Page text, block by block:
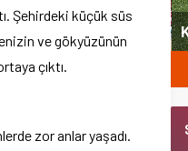
Şehirdeki küçük süs
ve gökyüzünün
çıktı.
zor anlar yaşadı.